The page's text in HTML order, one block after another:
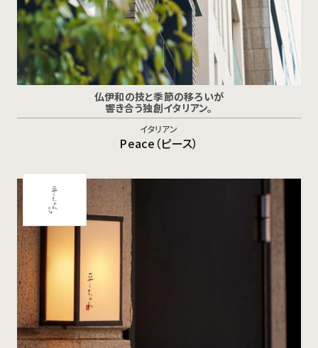
仏伊和の技と季節の移ろいが
響き合う独創イタリアン。
イタリアン
Peace（ピース）